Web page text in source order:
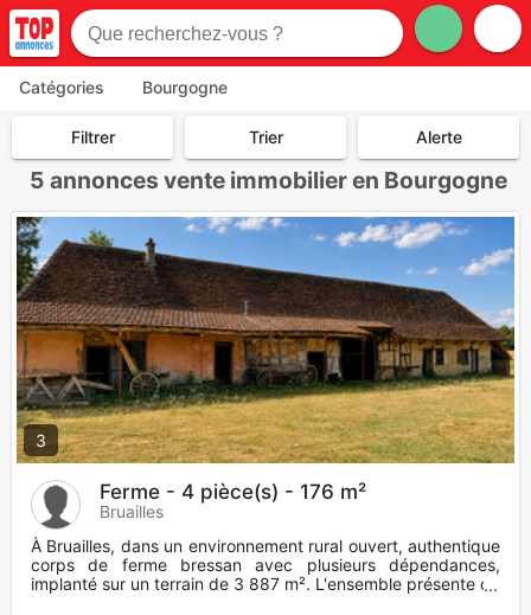
Catégories Bourgogne
Filtrer Trier Alerte
5 annonces vente immobilier en Bourgogne
3
Ferme - 4 pièce(s) - 176 m²
Bruailles
À Bruailles, dans un environnement rural ouvert, authentique
corps de ferme bressan avec plusieurs dépendances,
implanté sur un terrain de 3 887 m². L'ensemble présente de
beaux